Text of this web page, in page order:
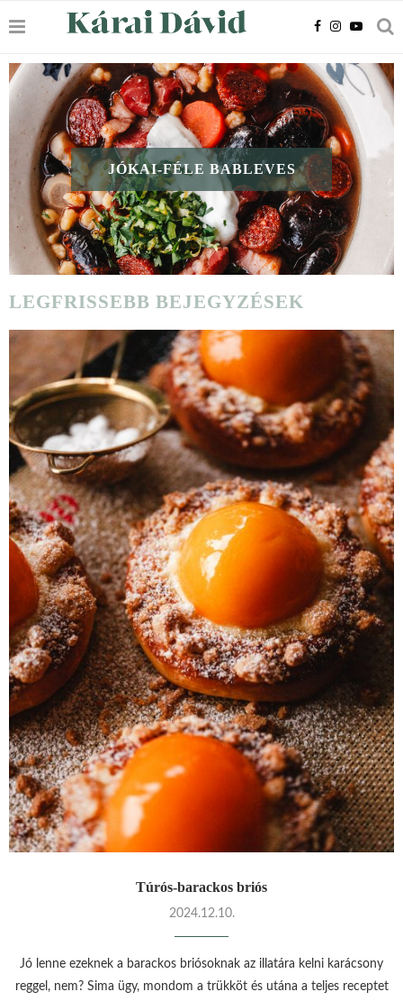
JÓKAI-FÉLE BABLEVES
LEGFRISSEBB BEJEGYZÉSEK
Túrós-barackos briós
2024.12.10.
Jó lenne ezeknek a barackos briósoknak az illatára kelni karácsony
reggel, nem? Sima ügy, mondom a trükköt és utána a teljes receptet